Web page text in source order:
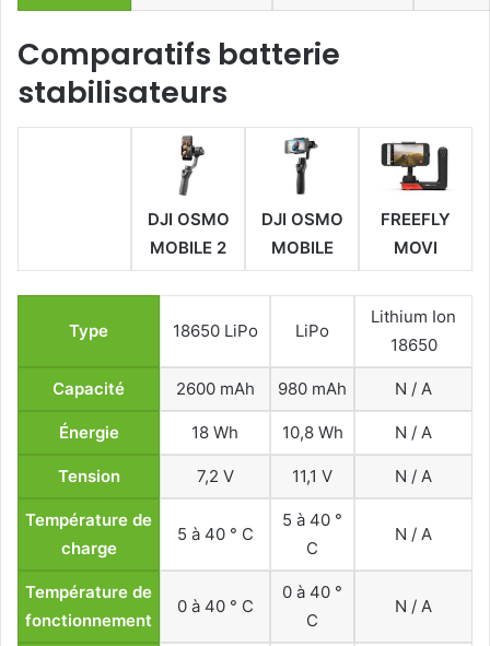
Comparatifs batterie
stabilisateurs
DJI OSMO
MOBILE 2
DJI OSMO
MOBILE
FREEFLY
MOVI
Type 18650 LiPo LiPo
Lithium Ion
18650
Capacité 2600 mAh 980 mAh N / A
Énergie 18 Wh 10,8 Wh N / A
Tension 7,2 V 11,1 V N / A
Température de
charge
5 à 40 ° C
5 à 40 °
C
N / A
Température de
fonctionnement
0 à 40 ° C
0 à 40 °
C
N / A